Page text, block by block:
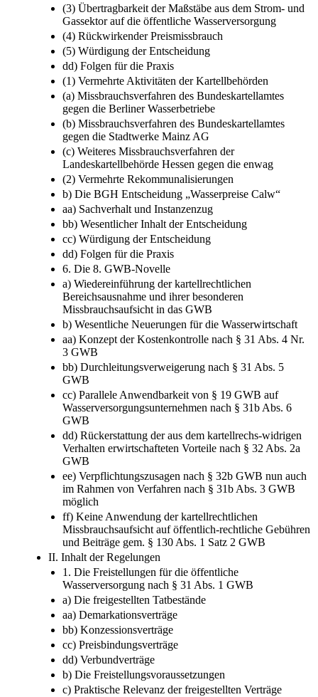
(3) Übertragbarkeit der Maßstäbe aus dem Strom- und
Gassektor auf die öffentliche Wasserversorgung
(4) Rückwirkender Preismissbrauch
(5) Würdigung der Entscheidung
dd) Folgen für die Praxis
(1) Vermehrte Aktivitäten der Kartellbehörden
(a) Missbrauchsverfahren des Bundeskartellamtes
gegen die Berliner Wasserbetriebe
(b) Missbrauchsverfahren des Bundeskartellamtes
gegen die Stadtwerke Mainz AG
(c) Weiteres Missbrauchsverfahren der
Landeskartellbehörde Hessen gegen die enwag
(2) Vermehrte Rekommunalisierungen
b) Die BGH Entscheidung „Wasserpreise Calw“
aa) Sachverhalt und Instanzenzug
bb) Wesentlicher Inhalt der Entscheidung
cc) Würdigung der Entscheidung
dd) Folgen für die Praxis
6. Die 8. GWB-Novelle
a) Wiedereinführung der kartellrechtlichen
Bereichsausnahme und ihrer besonderen
Missbrauchsaufsicht in das GWB
b) Wesentliche Neuerungen für die Wasserwirtschaft
aa) Konzept der Kostenkontrolle nach § 31 Abs. 4 Nr.
3 GWB
bb) Durchleitungsverweigerung nach § 31 Abs. 5
GWB
cc) Parallele Anwendbarkeit von § 19 GWB auf
Wasserversorgungsunternehmen nach § 31b Abs. 6
GWB
dd) Rückerstattung der aus dem kartellrechs-widrigen
Verhalten erwirtschafteten Vorteile nach § 32 Abs. 2a
GWB
ee) Verpflichtungszusagen nach § 32b GWB nun auch
im Rahmen von Verfahren nach § 31b Abs. 3 GWB
möglich
ff) Keine Anwendung der kartellrechtlichen
Missbrauchsaufsicht auf öffentlich-rechtliche Gebühren
und Beiträge gem. § 130 Abs. 1 Satz 2 GWB
II. Inhalt der Regelungen
1. Die Freistellungen für die öffentliche
Wasserversorgung nach § 31 Abs. 1 GWB
a) Die freigestellten Tatbestände
aa) Demarkationsverträge
bb) Konzessionsverträge
cc) Preisbindungsverträge
dd) Verbundverträge
b) Die Freistellungsvoraussetzungen
c) Praktische Relevanz der freigestellten Verträge